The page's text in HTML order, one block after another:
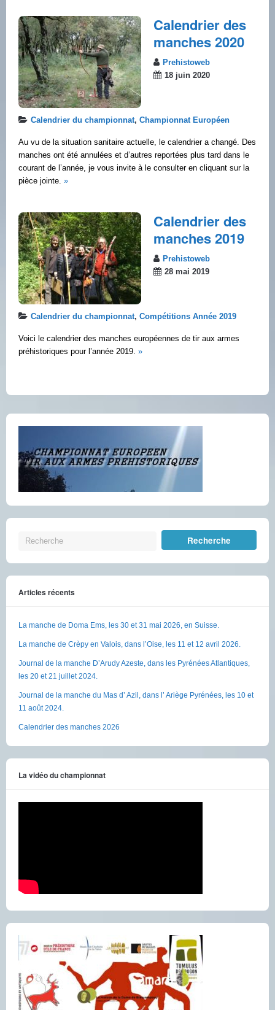
Calendrier des
manches 2020
Prehistoweb
18 juin 2020
Calendrier du championnat, Championnat Européen
Au vu de la situation sanitaire actuelle, le calendrier a changé. Des
manches ont été annulées et d’autres reportées plus tard dans le
courant de l’année, je vous invite à le consulter en cliquant sur la
pièce jointe. »
Calendrier des
manches 2019
Prehistoweb
28 mai 2019
Calendrier du championnat, Compétitions Année 2019
Voici le calendrier des manches européennes de tir aux armes
préhistoriques pour l’année 2019. »
Articles récents
La manche de Doma Ems, les 30 et 31 mai 2026, en Suisse.
La manche de Crèpy en Valois, dans l’Oise, les 11 et 12 avril 2026.
Journal de la manche D’Arudy Azeste, dans les Pyrénées Atlantiques,
les 20 et 21 juillet 2024.
Journal de la manche du Mas d’ Azil, dans l’ Ariège Pyrénées, les 10 et
11 août 2024.
Calendrier des manches 2026
La vidéo du championnat